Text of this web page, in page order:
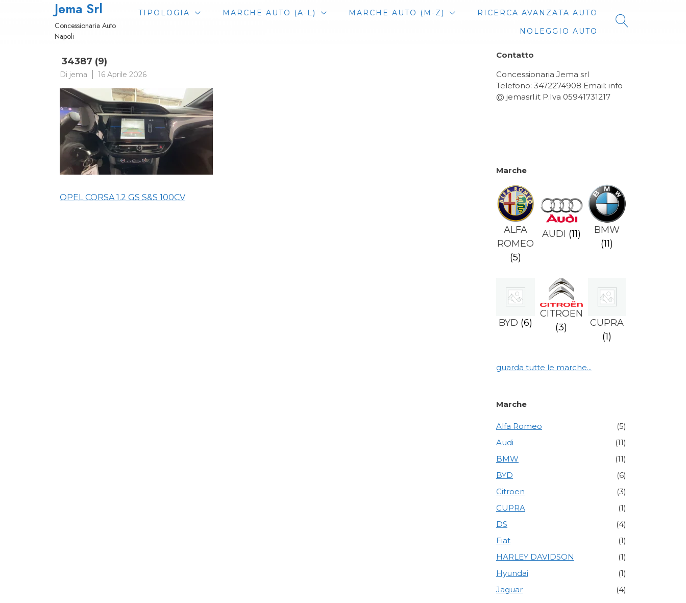
Jema Srl
Concessionaria Auto
Napoli
TIPOLOGIA MARCHE AUTO (A-L) MARCHE AUTO (M-Z)
RICERCA AVANZATA AUTO
NOLEGGIO AUTO
34387 (9)
Di jema 16 Aprile 2026
Navigazione
OPEL CORSA 1.2 GS S&S 100CV
Contatto
Concessionaria Jema srl
Telefono: 3472274908 Email: info
@ jemasrl.it P.Iva 05941731217
Marche
ALFA
ROMEO
(5)
AUDI (11)
BMW
(11)
BYD (6)
CITROEN
(3)
CUPRA
(1)
guarda tutte le marche...
Marche
Alfa Romeo
(5)
Audi
(11)
BMW
(11)
BYD
(6)
Citroen
(3)
CUPRA
(1)
DS
(4)
Fiat
(1)
HARLEY DAVIDSON
(1)
Hyundai
(1)
Jaguar
(4)